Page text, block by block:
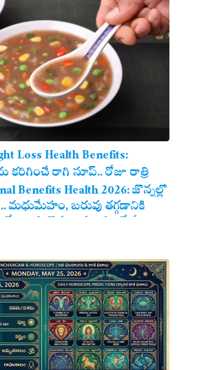
Loss Health Benefits:
కరిగించే రాగి సూప్.. రోజూ రాత్రి
ఖాయం!
Benefits Health 2026: జొన్నల్లో
బరువు తగ్గడానికి
జొన్న అన్నం ఎంతో మేలు!